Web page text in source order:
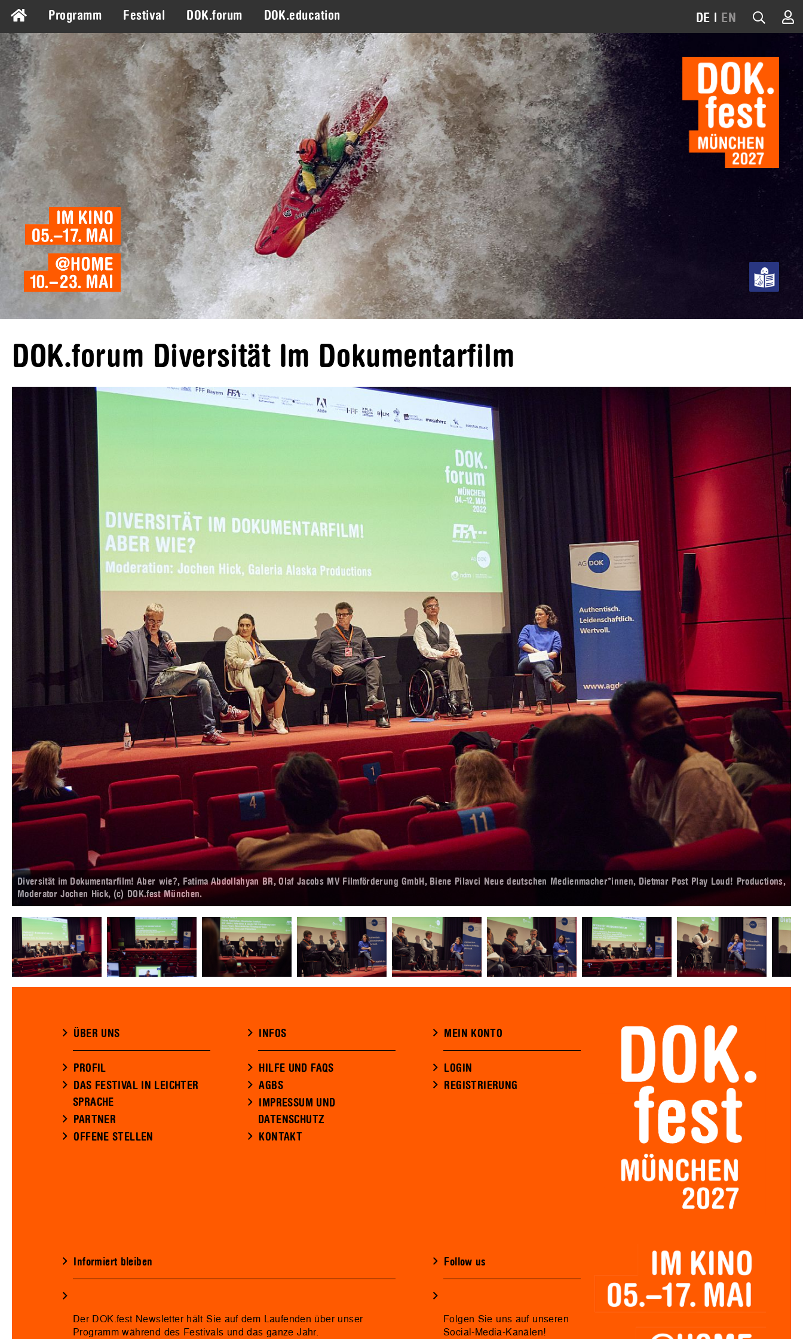
Programm Festival DOK.forum DOK.education DE | EN
DOK.forum Diversität Im Dokumentarfilm
Diversität im Dokumentarfilm! Aber wie?, Fatima Abdollahyan BR, Olaf Jacobs MV Filmförderung GmbH, Biene Pilavci Neue deutschen Medienmacher*innen, Dietmar Post Play Loud! Productions,
Moderator Jochen Hick, (c) DOK.fest München.
ÜBER UNS
PROFIL
DAS FESTIVAL IN LEICHTER
SPRACHE
PARTNER
OFFENE STELLEN
INFOS
HILFE UND FAQS
AGBS
IMPRESSUM UND
DATENSCHUTZ
KONTAKT
MEIN KONTO
LOGIN
REGISTRIERUNG
Informiert bleiben
Der DOK.fest Newsletter hält Sie auf dem Laufenden über unser
Programm während des Festivals und das ganze Jahr.
Follow us
Folgen Sie uns auf unseren
Social-Media-Kanälen!